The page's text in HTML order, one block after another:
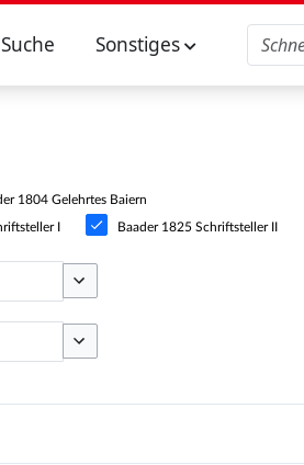
Sonstiges
1804 Gelehrtes Baiern
I Baader 1825 Schriftsteller II
Optionen umschalten
Optionen umschalten